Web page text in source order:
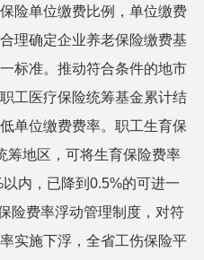
险单位缴费比例，单位缴费
理确定企业养老保险缴费基
标准。推动符合条件的地市
工医疗保险统筹基金累计结
单位缴费费率。职工生育保
筹地区，可将生育保险费率
内，已降到0.5%的可进一
险费率浮动管理制度，对符
实施下浮，全省工伤保险平